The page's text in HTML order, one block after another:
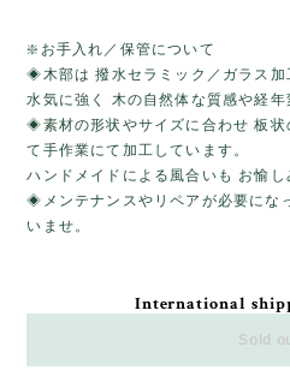
❇️お手入れ／保管について
◈木部は 撥水セラミック／ガラス加
水気に強く 木の自然体な質感や経年
◈素材の形状やサイズに合わせ 板状
て手作業にて加工しています。
ハンドメイドによる風合いも お愉し
◈メンテナンスやリペアが必要にな
いませ。
International
Sold